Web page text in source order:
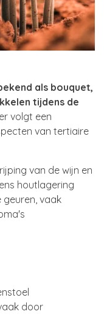
als bouquet,
tijdens de
volgt een
van tertiaire
van de wijn en
houtlagering
geuren, vaak
door